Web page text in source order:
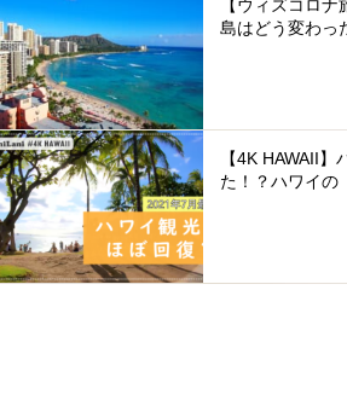
【ウィズコロ
島はどう変わっ
【4K HAWAII
た！？ハワイの